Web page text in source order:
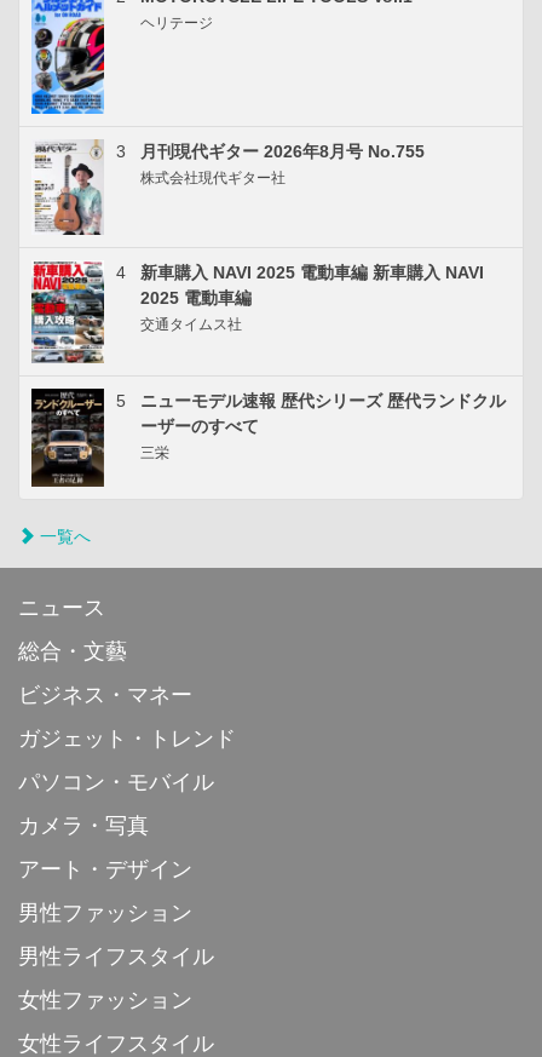
ヘリテージ
3 月刊現代ギター 2026年8月号 No.755
株式会社現代ギター社
4
新車購入 NAVI 2025 電動車編 新車購入 NAVI
2025 電動車編
交通タイムス社
5
ニューモデル速報 歴代シリーズ 歴代ランドクル
ーザーのすべて
三栄
一覧へ
ニュース
総合・文藝
ビジネス・マネー
ガジェット・トレンド
パソコン・モバイル
カメラ・写真
アート・デザイン
男性ファッション
男性ライフスタイル
女性ファッション
女性ライフスタイル